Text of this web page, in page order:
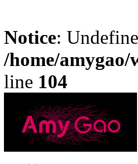
Notice:
/home/
line 104